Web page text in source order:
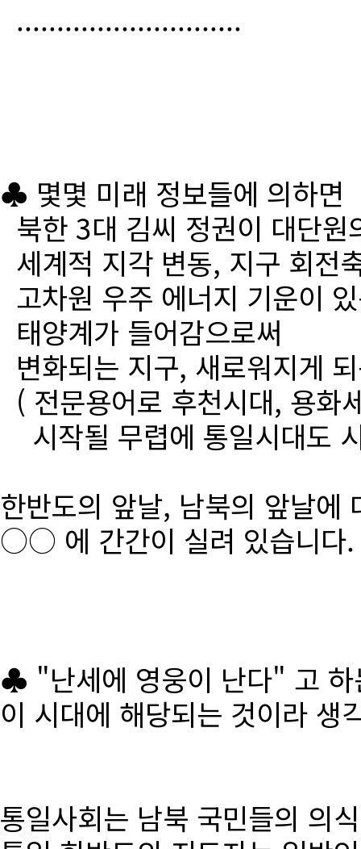
............................
♣ 몇몇 미래 정보들에 의하면
북한 3대 김씨 정권이 대단
세계적 지각 변동, 지구 회전
고차원 우주 에너지 기운이
태양계가 들어감으로써
변화되는 지구, 새로워지게
( 전문용어로 후천시대, 용화
시작될 무렵에 통일시대도
한반도의 앞날, 남북의 앞날에
○○ 에 간간이 실려 있습니다.
♣ "난세에 영웅이 난다" 고 하
이 시대에 해당되는 것이라 생
통일사회는 남북 국민들의 의